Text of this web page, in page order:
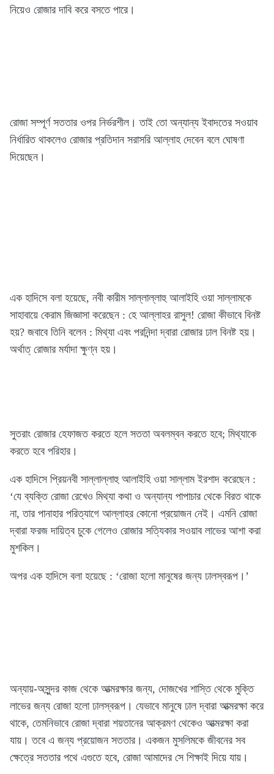
নিয়েও রোজার দাবি করে বসতে পারে।
রোজা সম্পূর্ণ সততার ওপর নির্ভরশীল। তাই তো অন্যান্য ইবাদতের সওয়াব
নির্ধারিত থাকলেও রোজার প্রতিদান সরাসরি আল্লাহ দেবেন বলে ঘোষণা
দিয়েছেন।
এক হাদিসে বলা হয়েছে, নবী কারীম সাল্লাল্লাহু আলাইহি ওয়া সাল্লামকে
সাহাবায়ে কেরাম জিজ্ঞাসা করেছেন : হে আল্লাহর রাসুল! রোজা কীভাবে বিনষ্ট
হয়? জবাবে তিনি বলেন : মিথ্যা এবং পরনিন্দা দ্বারা রোজার ঢাল বিনষ্ট হয়।
অর্থাত্ রোজার মর্যাদা ক্ষুণ্ন হয়।
সুতরাং রোজার হেফাজত করতে হলে সততা অবলম্বন করতে হবে; মিথ্যাকে
করতে হবে পরিহার।
এক হাদিসে প্রিয়নবী সাল্লাল্লাহু আলাইহি ওয়া সাল্লাম ইরশাদ করেছেন :
‘যে ব্যক্তি রোজা রেখেও মিথ্যা কথা ও অন্যান্য পাপাচার থেকে বিরত থাকে
না, তার পানাহার পরিত্যাগে আল্লাহর কোনো প্রয়োজন নেই। এমনি রোজা
দ্বারা ফরজ দায়িত্ব চুকে গেলেও রোজার সত্যিকার সওয়াব লাভের আশা করা
মুশকিল।
অপর এক হাদিসে বলা হয়েছে : ‘রোজা হলো মানুষের জন্য ঢালস্বরূপ।’
অন্যায়-অসুন্দর কাজ থেকে আত্মরক্ষার জন্য, দোজখের শাস্তি থেকে মুক্তি
লাভের জন্য রোজা হলো ঢালস্বরূপ। যেভাবে মানুষে ঢাল দ্বারা আত্মরক্ষা করে
থাকে, তেমনিভাবে রোজা দ্বারা শয়তানের আক্রমণ থেকেও আত্মরক্ষা করা
যায়। তবে এ জন্য প্রয়োজন সততার। একজন মুসলিমকে জীবনের সব
ক্ষেত্রে সততার পথে এগুতে হবে, রোজা আমাদের সে শিক্ষাই দিয়ে যায়।